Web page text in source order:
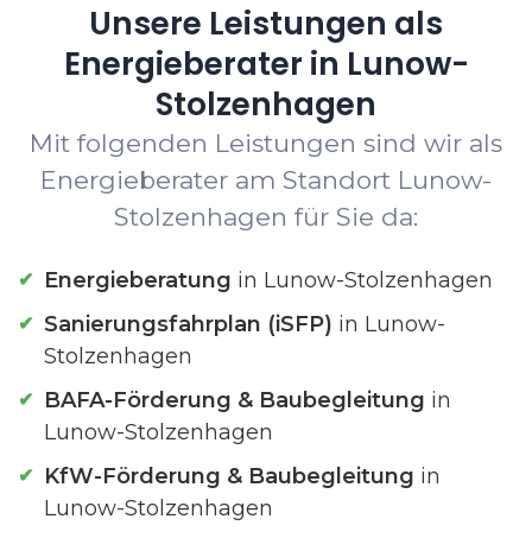
Unsere Leistungen als
Energieberater in Lunow-
Stolzenhagen
Mit folgenden Leistungen sind wir als
Energieberater am Standort Lunow-
Stolzenhagen für Sie da:
Energieberatung in Lunow-Stolzenhagen
Sanierungsfahrplan (iSFP) in Lunow-
Stolzenhagen
BAFA-Förderung & Baubegleitung in
Lunow-Stolzenhagen
KfW-Förderung & Baubegleitung in
Lunow-Stolzenhagen